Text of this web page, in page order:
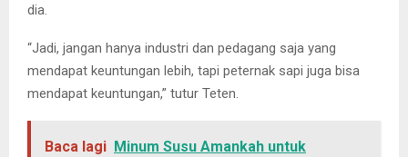
dia.
“Jadi, jangan hanya industri dan pedagang saja yang
mendapat keuntungan lebih, tapi peternak sapi juga bisa
mendapat keuntungan,” tutur Teten.
Baca lagi Minum Susu Amankah untuk